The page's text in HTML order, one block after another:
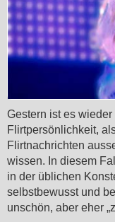
Gestern ist es
Flirtpersönlichkeit,
Flirtnachrichten
wissen. In diesem
in der üblichen
selbstbewusst und
unschön, aber eher